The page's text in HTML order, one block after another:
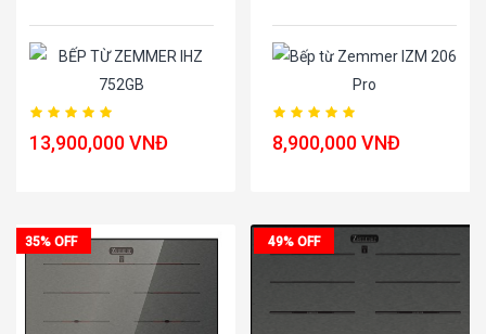
13,900,000 VNĐ 8,900,000 VNĐ
35% OFF 49% OFF